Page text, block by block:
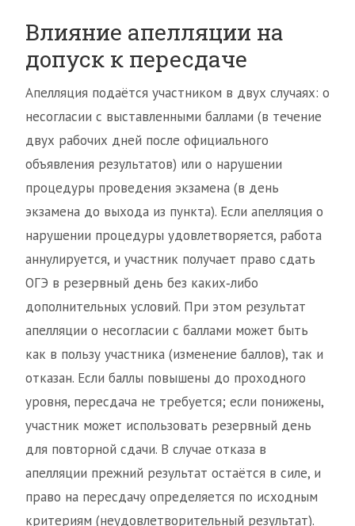
Влияние апелляции на
допуск к пересдаче
Апелляция подаётся участником в двух случаях: о
несогласии с выставленными баллами (в течение
двух рабочих дней после официального
объявления результатов) или о нарушении
процедуры проведения экзамена (в день
экзамена до выхода из пункта). Если апелляция о
нарушении процедуры удовлетворяется, работа
аннулируется, и участник получает право сдать
ОГЭ в резервный день без каких‑либо
дополнительных условий. При этом результат
апелляции о несогласии с баллами может быть
как в пользу участника (изменение баллов), так и
отказан. Если баллы повышены до проходного
уровня, пересдача не требуется; если понижены,
участник может использовать резервный день
для повторной сдачи. В случае отказа в
апелляции прежний результат остаётся в силе, и
право на пересдачу определяется по исходным
критериям (неудовлетворительный результат).